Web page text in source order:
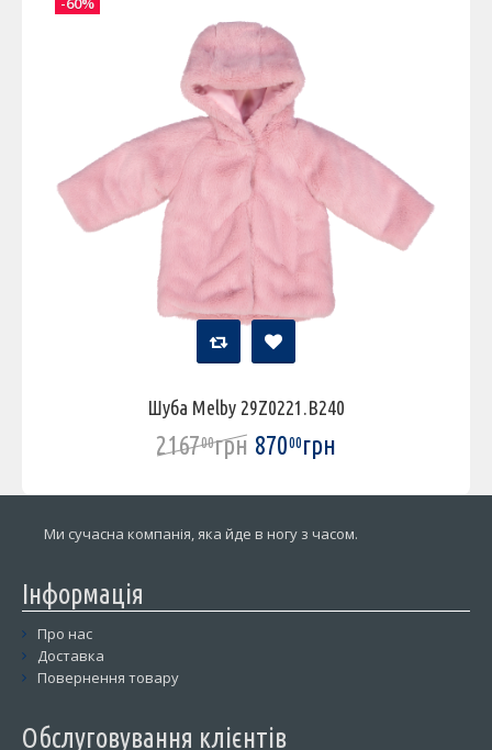
Шуба Melby 29Z0221.B240
216700грн 87000грн
Ми сучасна компанія, яка йде в ногу з часом.
Інформація
Про нас
Доставка
Повернення товару
Обслуговування клієнтів